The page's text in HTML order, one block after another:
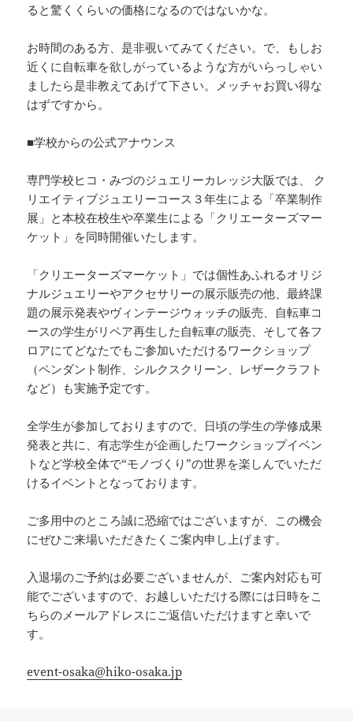
ると驚くくらいの価格になるのではないかな。
お時間のある方、是非覗いてみてください。で、もしお
近くに自転車を欲しがっているような方がいらっしゃい
ましたら是非教えてあげて下さい。メッチャお買い得な
はずですから。
■学校からの公式アナウンス
専門学校ヒコ・みづのジュエリーカレッジ大阪では、 ク
リエイティブジュエリーコース３年生による「卒業制作
展」と本校在校生や卒業生による「クリエーターズマー
ケット」を同時開催いたします。
「クリエーターズマーケット」では個性あふれるオリジ
ナルジュエリーやアクセサリーの展示販売の他、最終課
題の展示発表やヴィンテージウォッチの販売、自転車コ
ースの学生がリペア再生した自転車の販売、そして各フ
ロアにてどなたでもご参加いただけるワークショップ
（ペンダント制作、シルクスクリーン、レザークラフト
など）も実施予定です。
全学生が参加しておりますので、日頃の学生の学修成果
発表と共に、有志学生が企画したワークショップイベン
トなど学校全体で“モノづくり”の世界を楽しんでいただ
けるイベントとなっております。
ご多用中のところ誠に恐縮ではございますが、この機会
にぜひご来場いただきたくご案内申し上げます。
入退場のご予約は必要ございませんが、ご案内対応も可
能でございますので、お越しいただける際には日時をこ
ちらのメールアドレスにご返信いただけますと幸いで
す。
event-osaka@hiko-osaka.jp